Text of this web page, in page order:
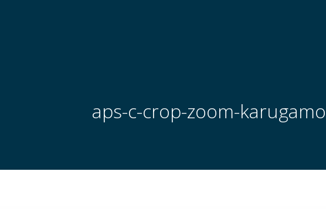
aps-c-crop-zoom-karugamo